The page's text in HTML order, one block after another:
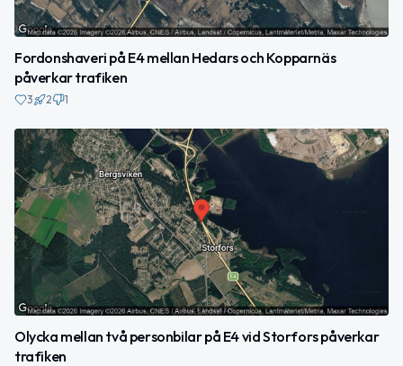
Fordonshaveri på E4 mellan Hedars och Kopparnäs
påverkar trafiken
3 2 1
Olycka mellan två personbilar på E4 vid Storfors påverkar
trafiken